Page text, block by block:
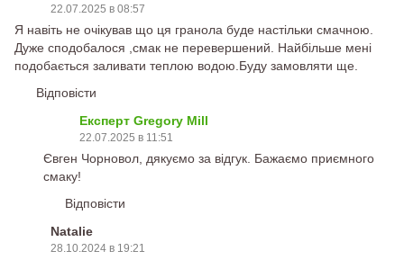
22.07.2025 в 08:57
Я навіть не очікував що ця гранола буде настільки смачною.
Дуже сподобалося ,смак не перевершений. Найбільше мені
подобається заливати теплою водою.Буду замовляти ще.
Відповісти
Експерт Gregory Mill
22.07.2025 в 11:51
Євген Чорновол, дякуємо за відгук. Бажаємо приємного
смаку!
Відповісти
Natalie
28.10.2024 в 19:21